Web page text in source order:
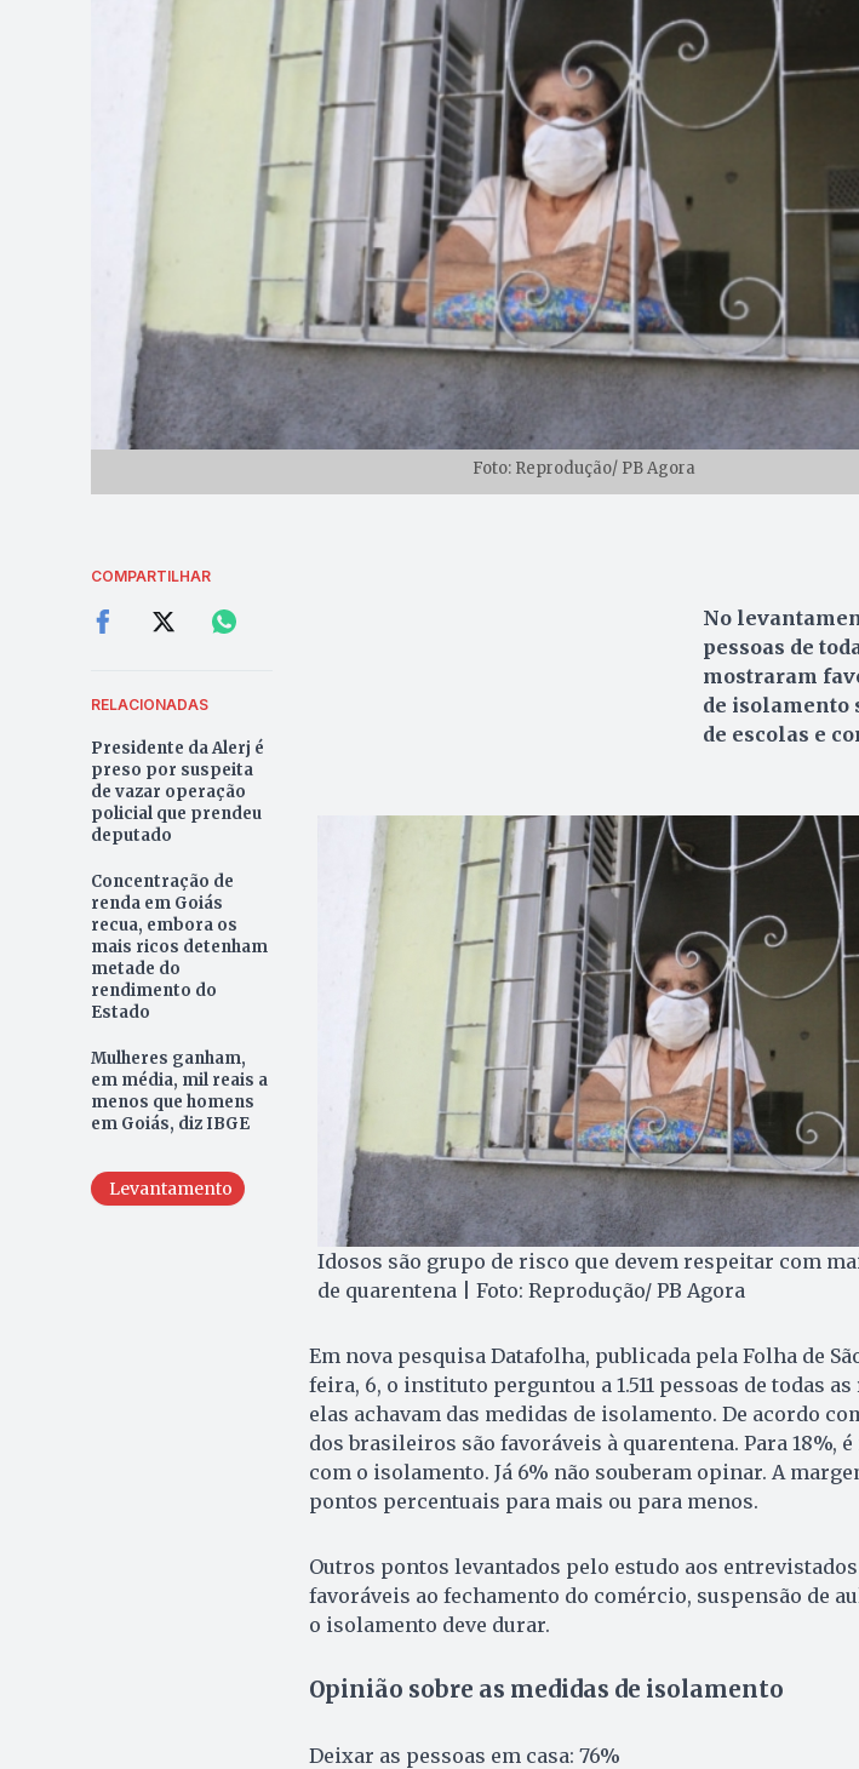
Foto: Reprodução/ PB Agora
COMPARTILHAR
RELACIONADAS
Presidente da Alerj é
preso por suspeita
de vazar operação
policial que prendeu
deputado
Concentração de
renda em Goiás
recua, embora os
mais ricos detenham
metade do
rendimento do
Estado
Mulheres ganham,
em média, mil reais a
menos que homens
em Goiás, diz IBGE
Levantamento
No
pessoas de
mostraram
de isolamento
de escolas e
Idosos são grupo de risco que devem respeitar com
de quarentena | Foto: Reprodução/ PB Agora
Em nova pesquisa Datafolha, publicada pela Folha de
feira, 6, o instituto perguntou a 1.511 pessoas de todas
elas achavam das medidas de isolamento. De acordo
dos brasileiros são favoráveis à quarentena. Para 18%,
com o isolamento. Já 6% não souberam opinar. A
pontos percentuais para mais ou para menos.
Outros pontos levantados pelo estudo aos
favoráveis ao fechamento do comércio, suspensão de
o isolamento deve durar.
Opinião sobre as medidas de isolamento
Deixar as pessoas em casa: 76%